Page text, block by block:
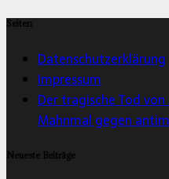
Seiten
Datenschutzerklärung
Impressum
Der tragische Tod
Mahnmal gegen
Neueste Beiträge